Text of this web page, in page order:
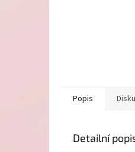
Popis
Detailní